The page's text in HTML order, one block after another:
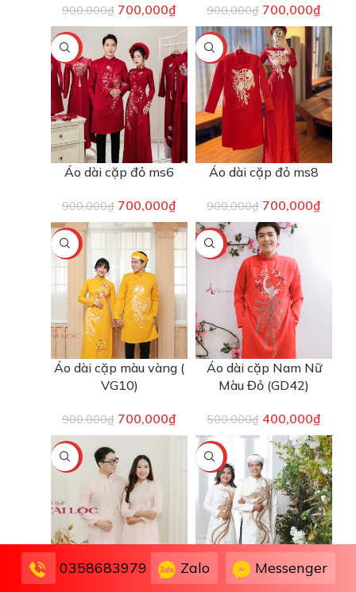
900,000₫ 700,000₫ 900,000₫ 700,000₫
-22%
Áo dài cặp đỏ ms6
900,000₫ 700,000₫
-22%
Áo dài cặp đỏ ms8
900,000₫ 700,000₫
-22%
Áo dài cặp màu vàng (
VG10)
900,000₫ 700,000₫
-20%
Áo dài cặp Nam Nữ
Màu Đỏ (GD42)
500,000₫ 400,000₫
-22%
Áo Dài Cặp Nam Nữ
-13%
Áo Dài Cặp Nam Nữ
0358683979 Zalo Messenger